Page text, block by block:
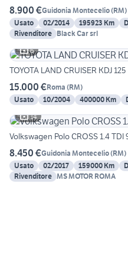
8.900 €Guidonia Montecelio(RM)
Usato
02/2014 195923 Km
Rivenditore Black Car srl
6
TOYOTA LAND CRUISER KDJ 125
15.000 €Roma (RM)
Usato
10/2004 400000 Km
14
Volkswagen Polo CROSS 1.4 TDI
8.450 €Guidonia Montecelio(RM)
Usato
02/2017 159000 Km
Rivenditore MS MOTOR ROMA